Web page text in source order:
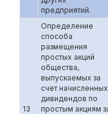
предприятий.
13
Определение
способа
размещения
простых акций
общества,
выпускаемых за
счет начисленных
дивидендов по
простым акциям